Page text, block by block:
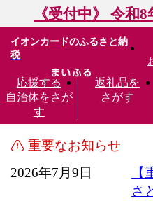
《受付中》 令和
イオンカードのふるさと納
税
応援する
自治体をさが
す
返礼品を
さがす
重要なお知らせ
2026年7月9日
さ